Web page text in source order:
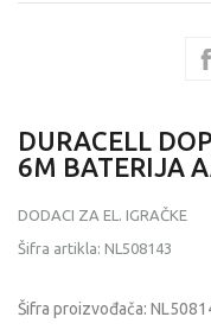
DURACELL
6M BATERIJA
DODACI ZA EL. IGRAČKE
Šifra artikla: NL508143
Šifra proizvođača: